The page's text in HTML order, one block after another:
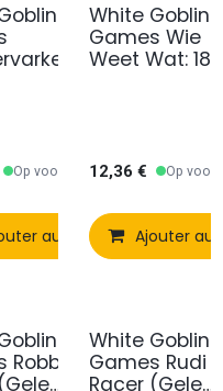
Comparer
Op voorraad
au panier
White Goblin
Games Wie
Weet Wat: 18+
12,36 € Op
Ajouter au
White Goblin
Games Rudi
Racer (Gele